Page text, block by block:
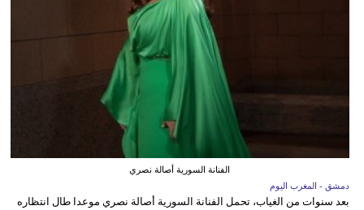
الفنانة السورية أصالة نصري
دمشق - المغرب اليوم
بعد سنوات من الغياب، تحمل الفنانة السورية أصالة نصري موعدا طال انتظاره